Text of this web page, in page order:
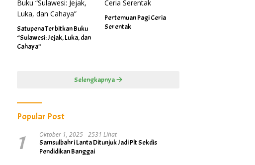
Satupena Terbitkan Buku
“Sulawesi: Jejak, Luka, dan
Cahaya”
Pertemuan Pagi Ceria
Serentak
Selengkapnya
Popular Post
1 Oktober 1, 2025
2531 Lihat
Samsulbahri Lanta Ditunjuk Jadi Plt Sekdis
Pendidikan Banggai